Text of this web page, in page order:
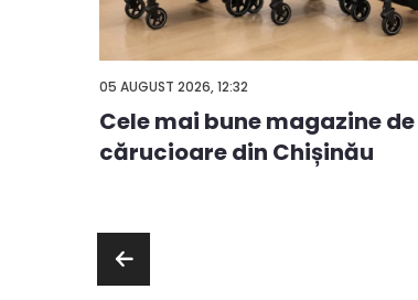
05 AUGUST 2026, 12:32
Cele mai bune magazine de
cărucioare din Chișinău